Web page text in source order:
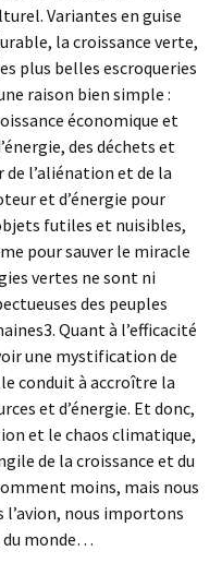
Variantes en guise
la croissance verte,
plus belles escroqueries
raison bien simple :
économique et
des déchets et
l’aliénation et de la
et d’énergie pour
futiles et nuisibles,
pour sauver le miracle
vertes ne sont ni
des peuples
Quant à l’efficacité
une mystification de
conduit à accroître la
et d’énergie. Et donc,
et le chaos climatique,
de la croissance et du
moins, mais nous
l’avion, nous importons
du monde…